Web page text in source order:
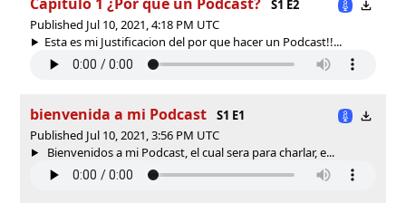
S1 E2
Published Jul 10, 2021, 4:18 PM UTC
Esta es mi Justificacion del por que hacer un Podcast!!...
bienvenida a mi Podcast
S1 E1
Published Jul 10, 2021, 3:56 PM UTC
Bienvenidos a mi Podcast, el cual sera para charlar, e...